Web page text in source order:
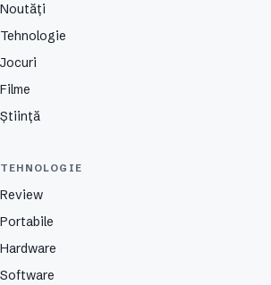
Noutăți
Tehnologie
Jocuri
Filme
Știință
TEHNOLOGIE
Review
Portabile
Hardware
Software